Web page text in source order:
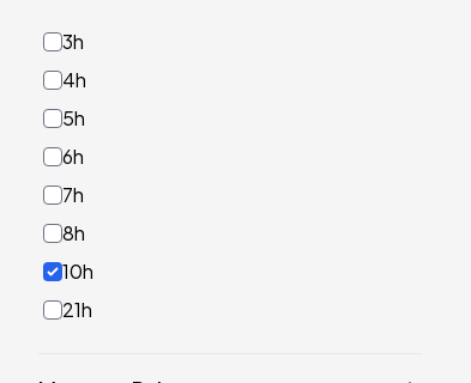
3h
4h
5h
6h
7h
8h
10h
21h